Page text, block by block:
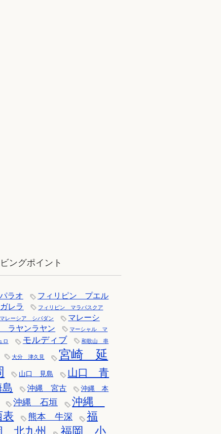
ングポイント
パラオ
フィリピン プエル
ガレラ
フィリピン マラパスクア
マレーシア シパダン
マレーシ
ラヤンラヤン
マーシャル マ
ロ
モルディブ 和歌山 串
大分 津久見
宮崎 延
山口 見島
山口 青
沖縄 宮古
沖縄 本
沖縄 石垣
沖縄
表
熊本 牛深
福
北九州
福岡 小